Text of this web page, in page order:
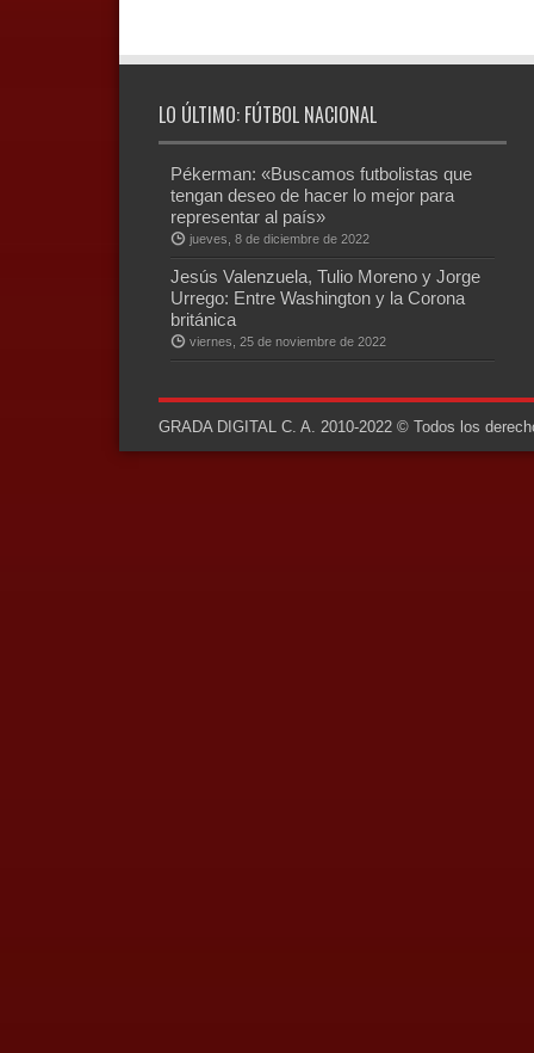
LO ÚLTIMO: FÚTBOL NACIONAL
Pékerman: «Buscamos futbolistas que
tengan deseo de hacer lo mejor para
representar al país»
jueves, 8 de diciembre de 2022
Jesús Valenzuela, Tulio Moreno y Jorge
Urrego: Entre Washington y la Corona
británica
viernes, 25 de noviembre de 2022
GRADA DIGITAL C. A. 2010-2022 © Todos los